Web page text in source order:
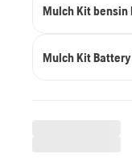
Mulch Kit
Mulch Kit Battery